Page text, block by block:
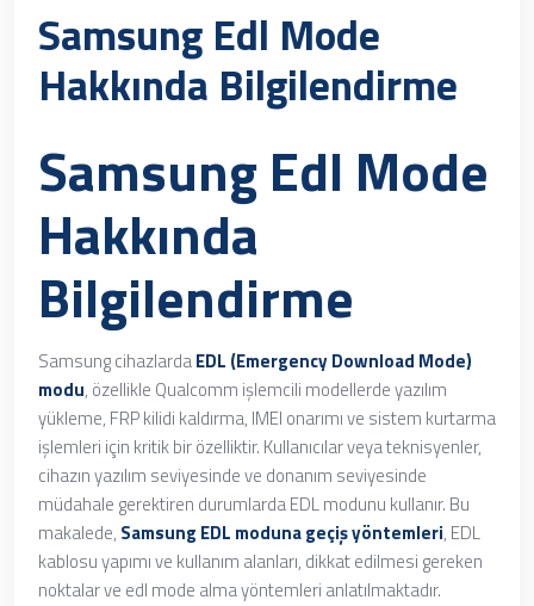
Samsung Edl Mode
Hakkında Bilgilendirme
Samsung Edl Mode
Hakkında
Bilgilendirme
Samsung cihazlardaEDL (Emergency Download Mode)
modu, özellikle Qualcomm işlemcili modellerde yazılım
yükleme, FRP kilidi kaldırma, IMEI onarımı ve sistem kurtarma
işlemleri için kritik bir özelliktir. Kullanıcılar veya teknisyenler,
cihazın yazılım seviyesinde ve donanım seviyesinde
müdahale gerektiren durumlarda EDL modunu kullanır. Bu
makalede, Samsung EDL moduna geçiş yöntemleri, EDL
kablosu yapımı ve kullanım alanları, dikkat edilmesi gereken
noktalar ve edl mode alma yöntemleri anlatılmaktadır.